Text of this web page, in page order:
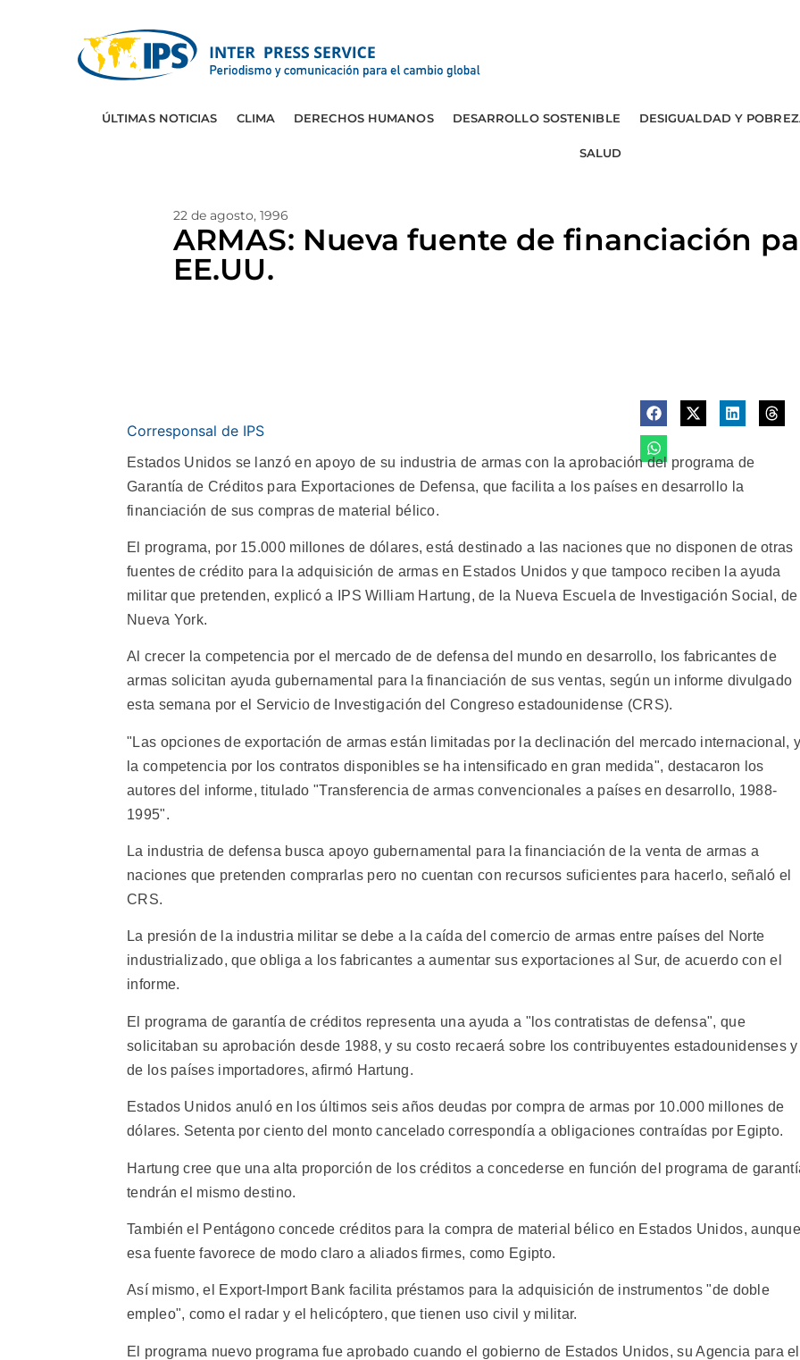
ÚLTIMAS NOTICIAS CLIMA DERECHOS HUMANOS DESARROLLO SOSTENIBLE DESIGUALDAD Y
SALUD
22 de agosto, 1996
ARMAS: Nueva fuente de financiación
EE.UU.
Corresponsal de IPS
Estados Unidos se lanzó en apoyo de su industria de armas con la aprobación del programa de
Garantía de Créditos para Exportaciones de Defensa, que facilita a los países en desarrollo la
financiación de sus compras de material bélico.
El programa, por 15.000 millones de dólares, está destinado a las naciones que no disponen de otras
fuentes de crédito para la adquisición de armas en Estados Unidos y que tampoco reciben la ayuda
militar que pretenden, explicó a IPS William Hartung, de la Nueva Escuela de Investigación Social, de
Nueva York.
Al crecer la competencia por el mercado de de defensa del mundo en desarrollo, los fabricantes de
armas solicitan ayuda gubernamental para la financiación de sus ventas, según un informe divulgado
esta semana por el Servicio de Investigación del Congreso estadounidense (CRS).
"Las opciones de exportación de armas están limitadas por la declinación del mercado internacional,
la competencia por los contratos disponibles se ha intensificado en gran medida", destacaron los
autores del informe, titulado "Transferencia de armas convencionales a países en desarrollo, 1988-
1995".
La industria de defensa busca apoyo gubernamental para la financiación de la venta de armas a
naciones que pretenden comprarlas pero no cuentan con recursos suficientes para hacerlo, señaló el
CRS.
La presión de la industria militar se debe a la caída del comercio de armas entre países del Norte
industrializado, que obliga a los fabricantes a aumentar sus exportaciones al Sur, de acuerdo con el
informe.
El programa de garantía de créditos representa una ayuda a "los contratistas de defensa", que
solicitaban su aprobación desde 1988, y su costo recaerá sobre los contribuyentes estadounidenses y
de los países importadores, afirmó Hartung.
Estados Unidos anuló en los últimos seis años deudas por compra de armas por 10.000 millones de
dólares. Setenta por ciento del monto cancelado correspondía a obligaciones contraídas por Egipto.
Hartung cree que una alta proporción de los créditos a concederse en función del programa de
tendrán el mismo destino.
También el Pentágono concede créditos para la compra de material bélico en Estados Unidos,
esa fuente favorece de modo claro a aliados firmes, como Egipto.
Así mismo, el Export-Import Bank facilita préstamos para la adquisición de instrumentos "de doble
empleo", como el radar y el helicóptero, que tienen uso civil y militar.
El programa nuevo programa fue aprobado cuando el gobierno de Estados Unidos, su Agencia para el